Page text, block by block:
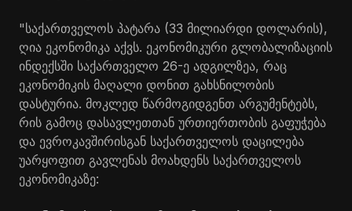
"საქართველოს პატარა (33 მილიარდი დოლარის),
ღია ეკონომიკა აქვს. ეკონომიკური გლობალიზაციის
ინდექსში საქართველო 26-ე ადგილზეა, რაც
ეკონომიკის მაღალი დონით გახსნილობის
დასტურია. მოკლედ წარმოგიდგენთ არგუმენტებს,
რის გამოც დასავლეთთან ურთიერთობის გაფუჭება
და ევროკავშირისგან საქართველოს დაცილება
უარყოფით გავლენას მოახდენს საქართველოს
ეკონომიკაზე: